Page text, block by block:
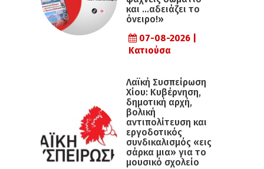
και …αδειάζει το
όνειρο!»
07-08-2026 |
Κατιούσα
Λαϊκή Συσπείρωση
Χίου: Κυβέρνηση,
δημοτική αρχή,
βολική
αντιπολίτευση και
εργοδοτικός
συνδικαλισμός «εις
σάρκα μια» για το
μουσικό σχολείο